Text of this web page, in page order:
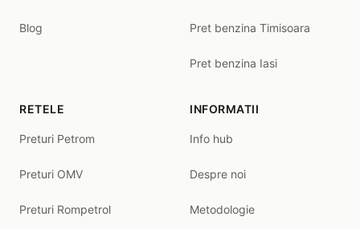
Blog Pret benzina Timisoara
Pret benzina Iasi
RETELE
Preturi Petrom
Preturi OMV
Preturi Rompetrol
INFORMATII
Info hub
Despre noi
Metodologie